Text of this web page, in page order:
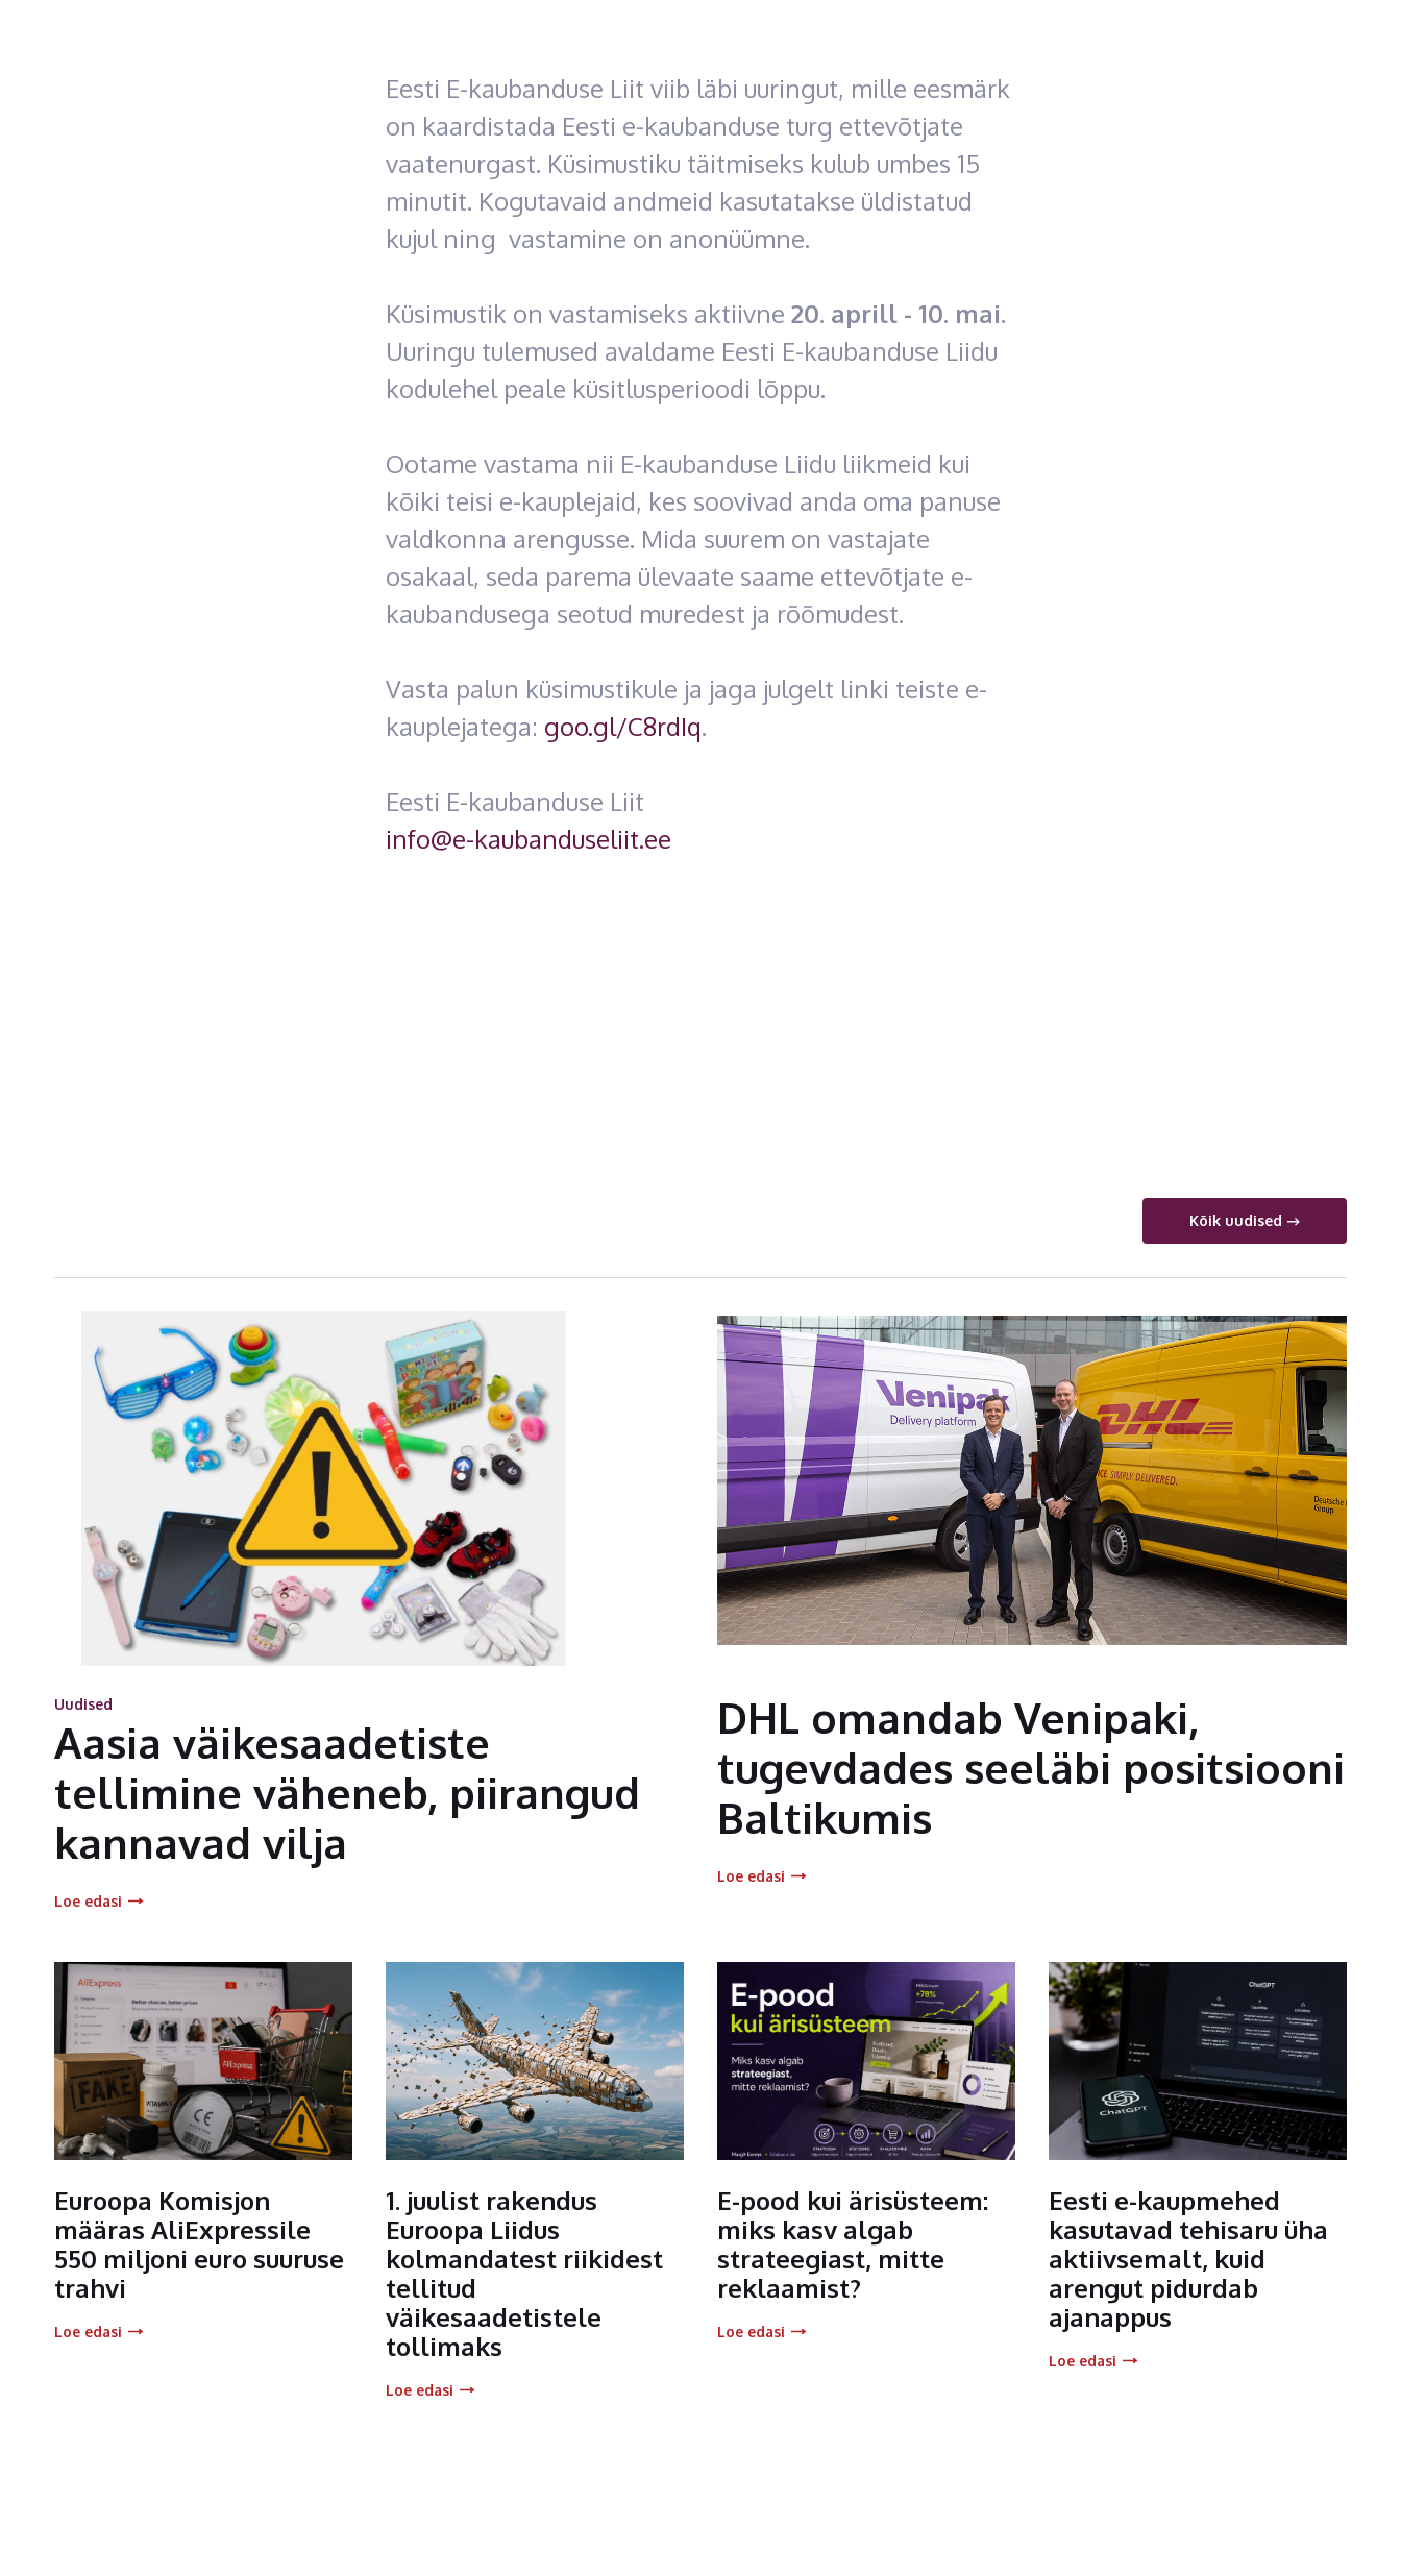
Eesti E-kaubanduse Liit viib läbi uuringut, mille eesmärk
on kaardistada Eesti e-kaubanduse turg ettevõtjate
vaatenurgast. Küsimustiku täitmiseks kulub umbes 15
minutit. Kogutavaid andmeid kasutatakse üldistatud
kujul ning vastamine on anonüümne.
Küsimustik on vastamiseks aktiivne 20. aprill - 10. mai.
Uuringu tulemused avaldame Eesti E-kaubanduse Liidu
kodulehel peale küsitlusperioodi lõppu.
Ootame vastama nii E-kaubanduse Liidu liikmeid kui
kõiki teisi e-kauplejaid, kes soovivad anda oma panuse
valdkonna arengusse. Mida suurem on vastajate
osakaal, seda parema ülevaate saame ettevõtjate e-
kaubandusega seotud muredest ja rõõmudest.
Vasta palun küsimustikule ja jaga julgelt linki teiste e-
kauplejatega: goo.gl/C8rdIq.
Eesti E-kaubanduse Liit
info@e-kaubanduseliit.ee
Kõik uudised
Uudised
Aasia väikesaadetiste
tellimine väheneb, piirangud
kannavad vilja
Loe edasi
DHL omandab Venipaki,
tugevdades seeläbi positsiooni
Baltikumis
Loe edasi
Euroopa Komisjon
määras AliExpressile
550 miljoni euro suuruse
trahvi
Loe edasi
1. juulist rakendus
Euroopa Liidus
kolmandatest riikidest
tellitud
väikesaadetistele
tollimaks
Loe edasi
E-pood kui ärisüsteem:
miks kasv algab
strateegiast, mitte
reklaamist?
Loe edasi
Eesti e-kaupmehed
kasutavad tehisaru üha
aktiivsemalt, kuid
arengut pidurdab
ajanappus
Loe edasi